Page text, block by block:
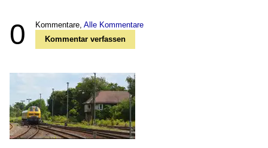
0 Kommentare, Alle Kommentare
Kommentar verfassen